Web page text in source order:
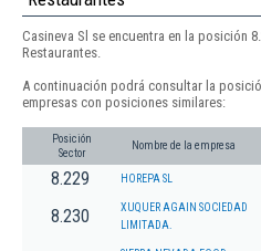
Casineva Sl se encuentra en la posición
Restaurantes.
A continuación podrá consultar la
empresas con posiciones similares:
Posición
Sector
Nombre de la empresa
8.229 HOREPA SL
8.230
XUQUER AGAIN SOCIEDAD
LIMITADA.